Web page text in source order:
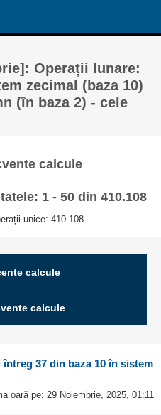
Operații lunare:
zecimal (baza 10)
(în baza 2) - cele
calcule
1 - 50 din 410.108
unice: 410.108
calcule
calcule
37 din baza 10 în sistem
oară pe: 29 Noiembrie, 2025, 01:11